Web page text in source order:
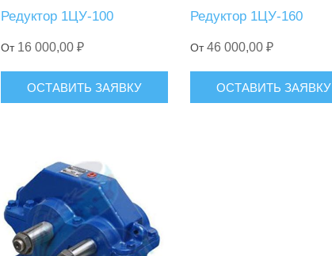
Редуктор 1ЦУ-100
От 16 000,00 ₽
ОСТАВИТЬ ЗАЯВКУ
Редуктор 1ЦУ-160
От46 000,00 ₽
ОСТАВИТЬ ЗАЯВКУ